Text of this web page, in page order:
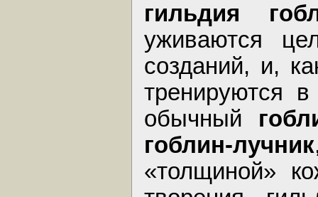
гильдия
уживаются
созданий, и,
тренируются
обычный
гоблин-лучник
«толщиной»